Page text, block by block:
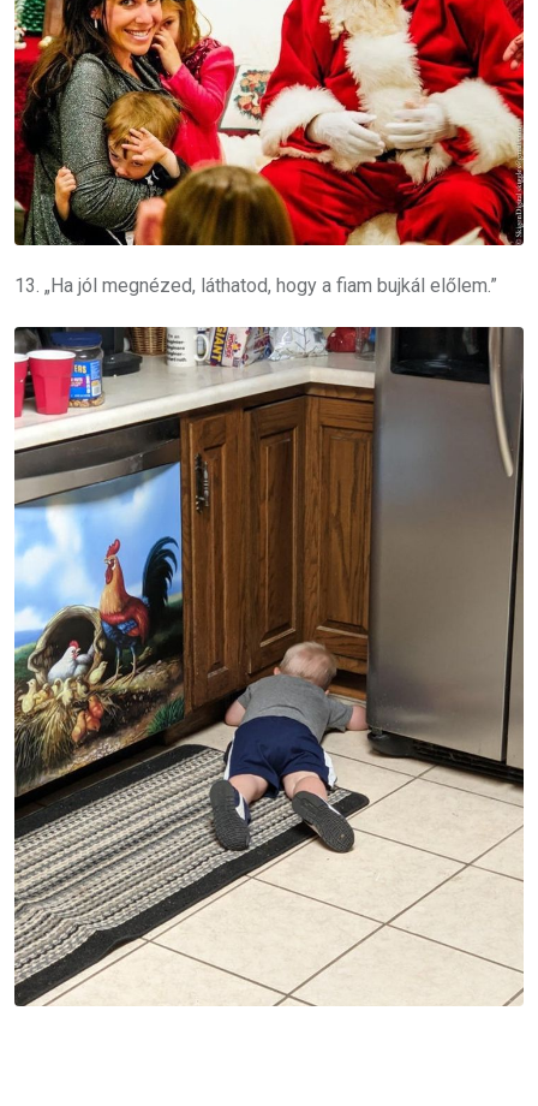
13. „Ha jól megnézed, láthatod, hogy a fiam bujkál előlem.”